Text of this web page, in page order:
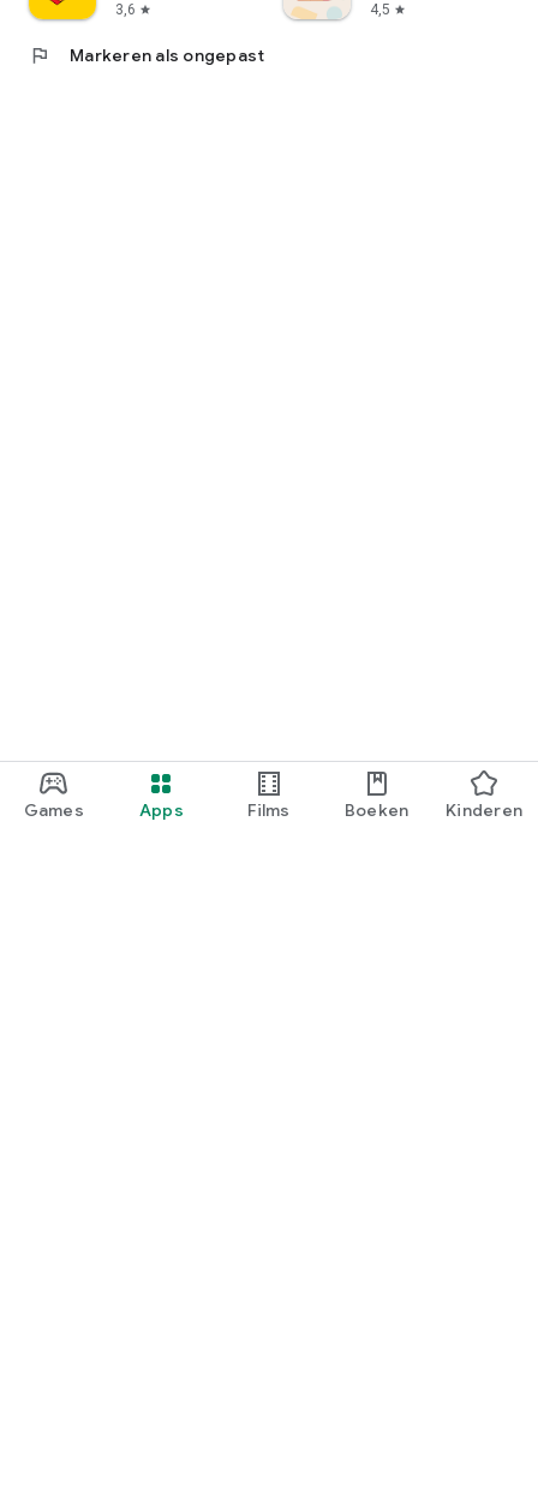
Games Apps Films Boeken Kinderen
3,6 star
4,5 star
flag Markeren als ongepast